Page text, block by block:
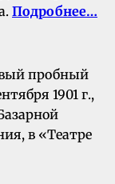
Подробнее…
пробный
1901 г.,
в «Театре